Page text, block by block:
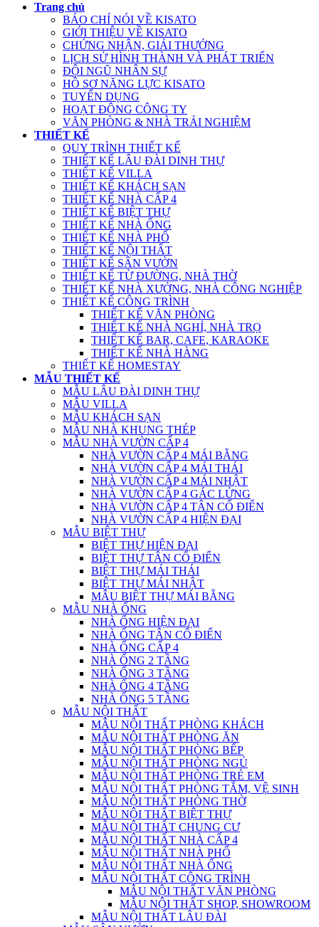
Trang chủ
BÁO CHÍ NÓI VỀ KISATO
GIỚI THIỆU VỀ KISATO
CHỨNG NHẬN, GIẢI THƯỞNG
LỊCH SỬ HÌNH THÀNH VÀ PHÁT TRIỂN
ĐỘI NGŨ NHÂN SỰ
HỒ SƠ NĂNG LỰC KISATO
TUYỂN DỤNG
HOẠT ĐỘNG CÔNG TY
VĂN PHÒNG & NHÀ TRẢI NGHIỆM
THIẾT KẾ
QUY TRÌNH THIẾT KẾ
THIẾT KẾ LÂU ĐÀI DINH THỰ
THIẾT KẾ VILLA
THIẾT KẾ KHÁCH SẠN
THIẾT KẾ NHÀ CẤP 4
THIẾT KẾ BIỆT THỰ
THIẾT KẾ NHÀ ỐNG
THIẾT KẾ NHÀ PHỐ
THIẾT KẾ NỘI THẤT
THIẾT KẾ SÂN VƯỜN
THIẾT KẾ TỪ ĐƯỜNG, NHÀ THỜ
THIẾT KẾ NHÀ XƯỞNG, NHÀ CÔNG NGHIỆP
THIẾT KẾ CÔNG TRÌNH
THIẾT KẾ VĂN PHÒNG
THIẾT KẾ NHÀ NGHỈ, NHÀ TRỌ
THIẾT KẾ BAR, CAFE, KARAOKE
THIẾT KẾ NHÀ HÀNG
THIẾT KẾ HOMESTAY
MẪU THIẾT KẾ
MẪU LÂU ĐÀI DINH THỰ
MẪU VILLA
MẪU KHÁCH SẠN
MẪU NHÀ KHUNG THÉP
MẪU NHÀ VƯỜN CẤP 4
NHÀ VƯỜN CẤP 4 MÁI BẰNG
NHÀ VƯỜN CẤP 4 MÁI THÁI
NHÀ VƯỜN CẤP 4 MÁI NHẬT
NHÀ VƯỜN CẤP 4 GÁC LỬNG
NHÀ VƯỜN CẤP 4 TÂN CỔ ĐIỂN
NHÀ VƯỜN CẤP 4 HIỆN ĐẠI
MẪU BIỆT THỰ
BIỆT THỰ HIỆN ĐẠI
BIỆT THỰ TÂN CỔ ĐIỂN
BIỆT THỰ MÁI THÁI
BIỆT THỰ MÁI NHẬT
MẪU BIỆT THỰ MÁI BẰNG
MẪU NHÀ ỐNG
NHÀ ỐNG HIỆN ĐẠI
NHÀ ỐNG TÂN CỔ ĐIỂN
NHÀ ỐNG CẤP 4
NHÀ ỐNG 2 TẦNG
NHÀ ỐNG 3 TẦNG
NHÀ ỐNG 4 TẦNG
NHÀ ỐNG 5 TẦNG
MẪU NỘI THẤT
MẪU NỘI THẤT PHÒNG KHÁCH
MẪU NỘI THẤT PHÒNG ĂN
MẪU NỘI THẤT PHÒNG BẾP
MẪU NỘI THẤT PHÒNG NGỦ
MẪU NỘI THẤT PHÒNG TRẺ EM
MẪU NỘI THẤT PHÒNG TẮM, VỆ SINH
MẪU NỘI THẤT PHÒNG THỜ
MẪU NỘI THẤT BIỆT THỰ
MẪU NỘI THẤT CHUNG CƯ
MẪU NỘI THẤT NHÀ CẤP 4
MẪU NỘI THẤT NHÀ PHỐ
MẪU NỘI THẤT NHÀ ỐNG
MẪU NỘI THẤT CÔNG TRÌNH
MẪU NỘI THẤT VĂN PHÒNG
MẪU NỘI THẤT SHOP, SHOWROOM
MẪU NỘI THẤT LÂU ĐÀI